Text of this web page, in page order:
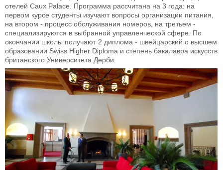
отелей Caux Palace. Программа рассчитана на 3 года: на
первом курсе студенты изучают вопросы организации питания,
на втором - процесс обслуживания номеров, на третьем -
специализируются в выбранной управленческой сфере. По
окончании школы получают 2 диплома - швейцарский о высшем
образовании Swiss Higher Diploma и степень бакалавра искусств
британского Университета Дерби.